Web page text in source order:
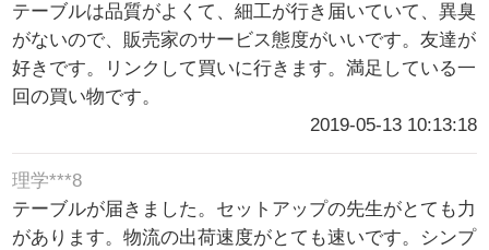
テーブルは品質がよくて、細工が行き届いていて、異臭
がないので、販売家のサービス態度がいいです。友達が
好きです。リンクして買いに行きます。満足している一
回の買い物です。
2019-05-13 10:13:18
理学***8
テーブルが届きました。セットアップの先生がとても力
があります。物流の出荷速度がとても速いです。シンプ